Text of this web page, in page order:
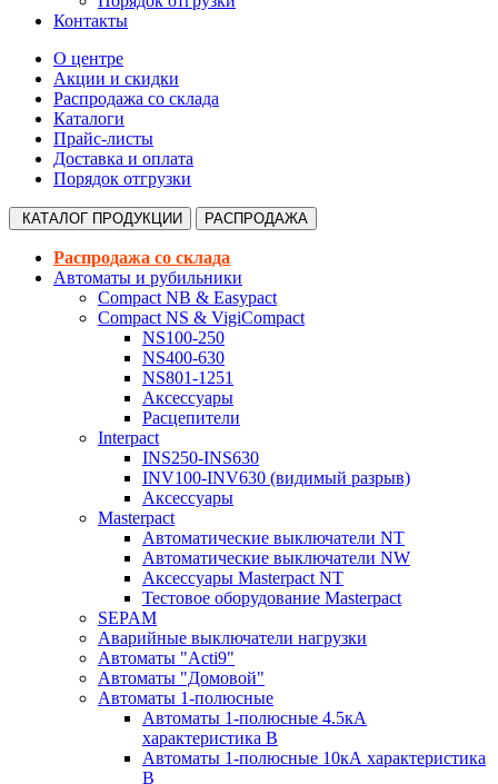
Контакты
О центре
Акции и скидки
Распродажа со склада
Каталоги
Прайс-листы
Доставка и оплата
Порядок отгрузки
КАТАЛОГ ПРОДУКЦИИ РАСПРОДАЖА
Распродажа со склада
Автоматы и рубильники
Compact NB & Easypact
Compact NS & VigiCompact
NS100-250
NS400-630
NS801-1251
Аксессуары
Расцепители
Interpact
INS250-INS630
INV100-INV630 (видимый разрыв)
Аксессуары
Masterpact
Автоматические выключатели NT
Автоматические выключатели NW
Аксессуары Masterpact NT
Тестовое оборудование Masterpact
SEPAM
Аварийные выключатели нагрузки
Автоматы "Acti9"
Автоматы "Домовой"
Автоматы 1-полюсные
Автоматы 1-полюсные 4.5кА
характеристика В
Автоматы 1-полюсные 10кА характеристика
B